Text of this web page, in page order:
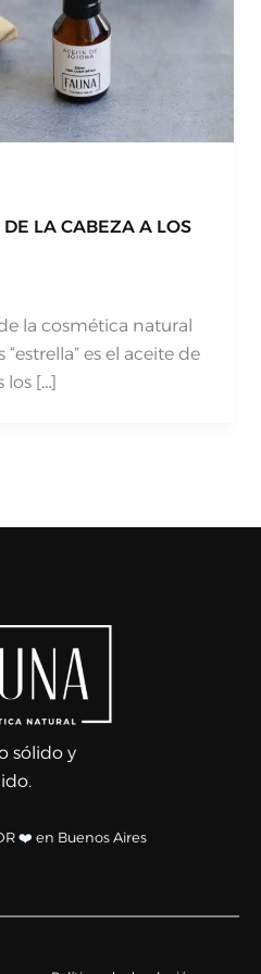
LA CABEZA A LOS
la cosmética natural
es el aceite de
los […]
sólido y
❤️ en Buenos Aires